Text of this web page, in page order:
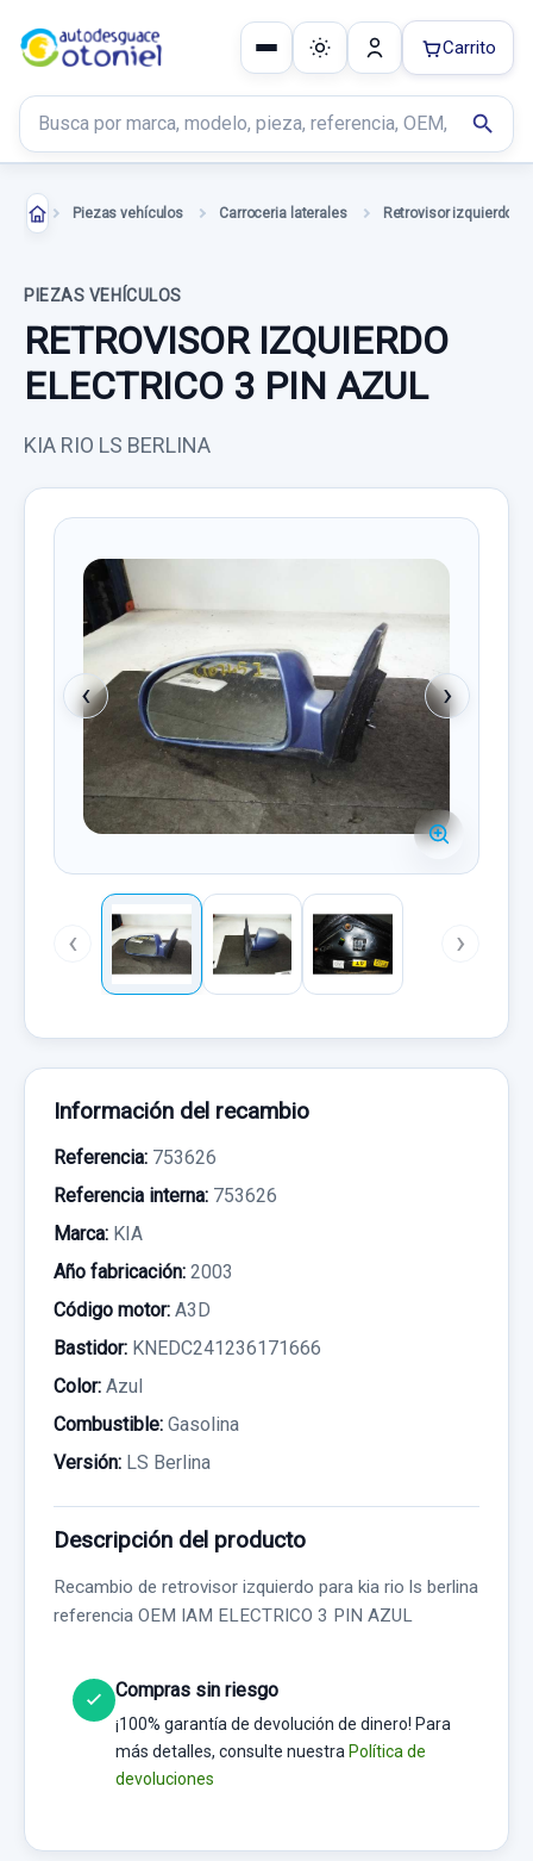
Buscar productos
search
Carrito
Piezas vehículos Carroceria laterales Retrovisor izquierdo
PIEZAS VEHÍCULOS
RETROVISOR IZQUIERDO
ELECTRICO 3 PIN AZUL
KIA RIO LS BERLINA
‹ ›
‹ ›
Información del recambio
Referencia: 753626
Referencia interna: 753626
Marca: KIA
Año fabricación: 2003
Código motor: A3D
Bastidor: KNEDC241236171666
Color: Azul
Combustible: Gasolina
Versión: LS Berlina
Descripción del producto
Recambio de retrovisor izquierdo para kia rio ls berlina
referencia OEM IAM ELECTRICO 3 PIN AZUL
Compras sin riesgo
¡100% garantía de devolución de dinero! Para
más detalles, consulte nuestra Política de
devoluciones